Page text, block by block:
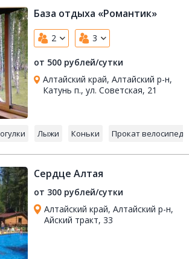
База отдыха «Романтик»
2 3
от 500 рублей/сутки
Алтайский край, Алтайский р-н,
Катунь п., ул. Советская, 21
Лыжи Коньки Прокат
Сердце Алтая
от 300 рублей/сутки
Алтайский край, Алтайский р-н,
Айский тракт, 33